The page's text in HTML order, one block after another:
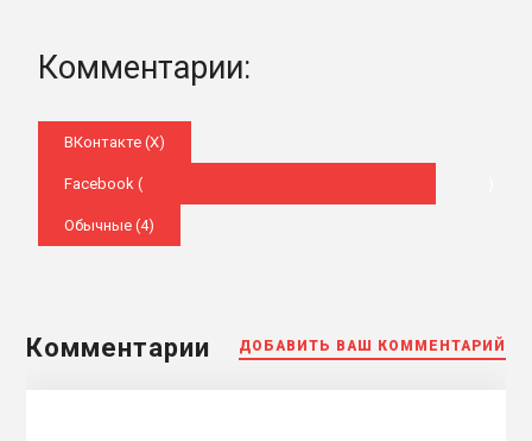
Комментарии:
ВКонтакте (X)
Facebook (
Обычные (4)
Комментарии ДОБАВИТЬ ВАШ КОММЕНТАРИЙ